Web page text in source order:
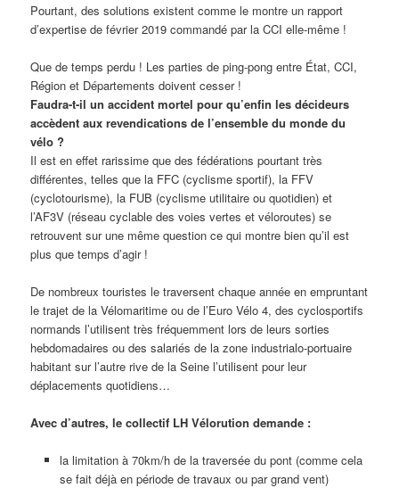
Pourtant, des solutions existent comme le montre un rapport
d’expertise de février 2019 commandé par la CCI elle-même !
Que de temps perdu ! Les parties de ping-pong entre État, CCI,
Région et Départements doivent cesser !
Faudra-t-il un accident mortel pour qu’enfin les décideurs
accèdent aux revendications de l’ensemble du monde du
vélo ?
Il est en effet rarissime que des fédérations pourtant très
différentes, telles que la FFC (cyclisme sportif), la FFV
(cyclotourisme), la FUB (cyclisme utilitaire ou quotidien) et
l’AF3V (réseau cyclable des voies vertes et véloroutes) se
retrouvent sur une même question ce qui montre bien qu’il est
plus que temps d’agir !
De nombreux touristes le traversent chaque année en empruntant
le trajet de la Vélomaritime ou de l’Euro Vélo 4, des cyclosportifs
normands l’utilisent très fréquemment lors de leurs sorties
hebdomadaires ou des salariés de la zone industrialo-portuaire
habitant sur l’autre rive de la Seine l’utilisent pour leur
déplacements quotidiens…
Avec d’autres, le collectif LH Vélorution demande :
la limitation à 70km/h de la traversée du pont (comme cela
se fait déjà en période de travaux ou par grand vent)